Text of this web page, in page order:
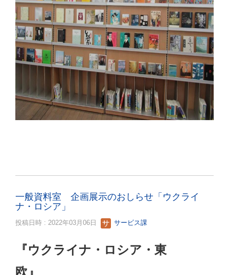
一般資料室 企画展示のおしらせ「ウクライ
ナ・ロシア」
投稿日時 : 2022年03月06日 サービス課
『ウクライナ・ロシア・東
欧』